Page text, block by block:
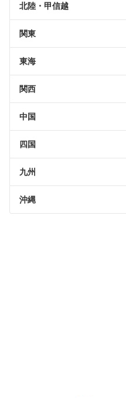
北陸・甲信越
関東
東海
関西
中国
四国
九州
沖縄